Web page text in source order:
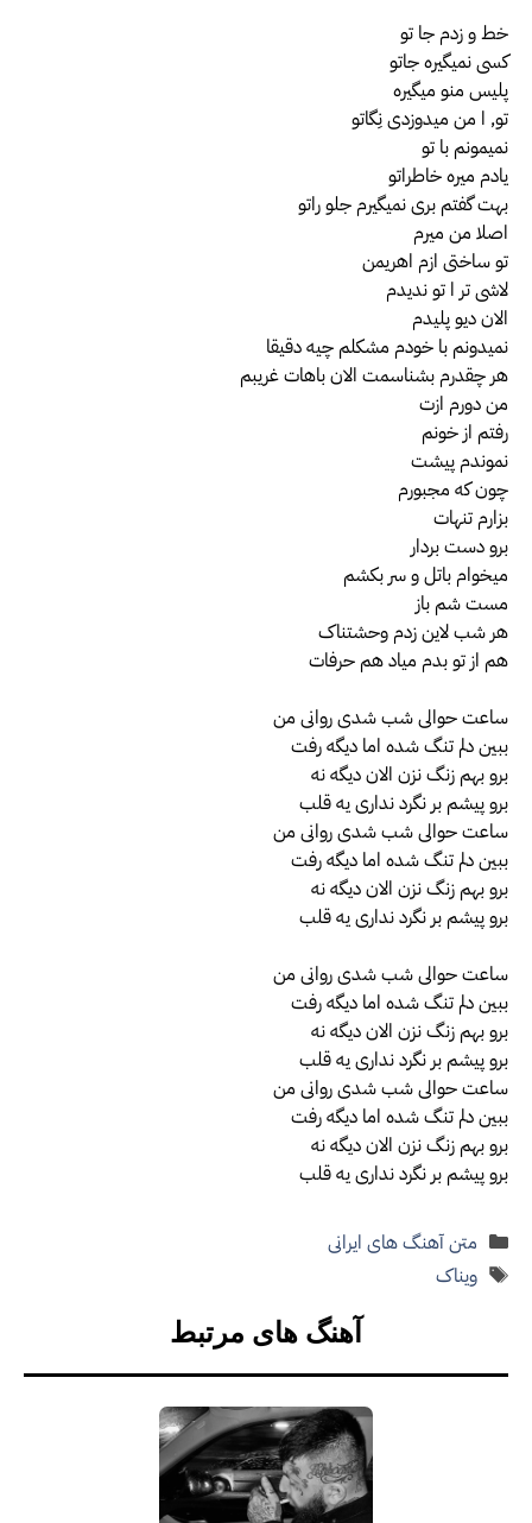
خط و زدم جا تو
کسی نمیگیره جاتو
پلیس منو میگیره
تو, ا من میدوزدی نِگاتو
نمیمونم با تو
یادم میره خاطراتو
بهت گفتم بری نمیگیرم جلو راتو
اصلا من میرم
تو ساختی ازم اهریمن
لاشی تر ا تو ندیدم
الان دیو پلیدم
نمیدونم با خودم مشکلم چیه دقیقا
هر چقدرم بشناسمت الان باهات غریبم
من دورم ازت
رفتم از خونم
نموندم پیشت
چون که مجبورم
بزارم تنهات
برو دست بردار
میخوام باتل و سر بکشم
مست شم باز
هر شب لاین زدم وحشتناک
هم از تو بدم میاد هم حرفات
ساعت حوالی شب شدی روانی من
ببین دلم تنگ شده اما دیگه رفت
برو بهم زنگ نزن الان دیگه نه
برو پیشم بر نگرد نداری یه قلب
ساعت حوالی شب شدی روانی من
ببین دلم تنگ شده اما دیگه رفت
برو بهم زنگ نزن الان دیگه نه
برو پیشم بر نگرد نداری یه قلب
ساعت حوالی شب شدی روانی من
ببین دلم تنگ شده اما دیگه رفت
برو بهم زنگ نزن الان دیگه نه
برو پیشم بر نگرد نداری یه قلب
ساعت حوالی شب شدی روانی من
ببین دلم تنگ شده اما دیگه رفت
برو بهم زنگ نزن الان دیگه نه
برو پیشم بر نگرد نداری یه قلب
دسته‌ها
متن آهنگ های ایرانی
برچسب‌ها
ویناک
آهنگ های مرتبط